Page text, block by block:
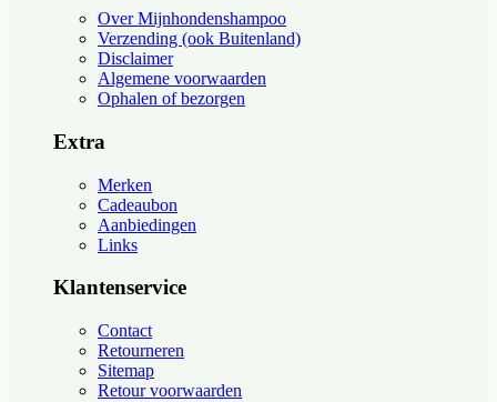
Over Mijnhondenshampoo
Verzending (ook Buitenland)
Disclaimer
Algemene voorwaarden
Ophalen of bezorgen
Extra
Merken
Cadeaubon
Aanbiedingen
Links
Klantenservice
Contact
Retourneren
Sitemap
Retour voorwaarden